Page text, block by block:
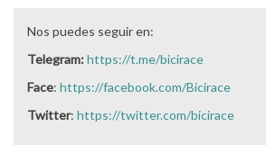
Nos puedes seguir en:
Telegram:https://t.me/bicirace
Face: https://facebook.com/Bicirace
Twitter: https://twitter.com/bicirace